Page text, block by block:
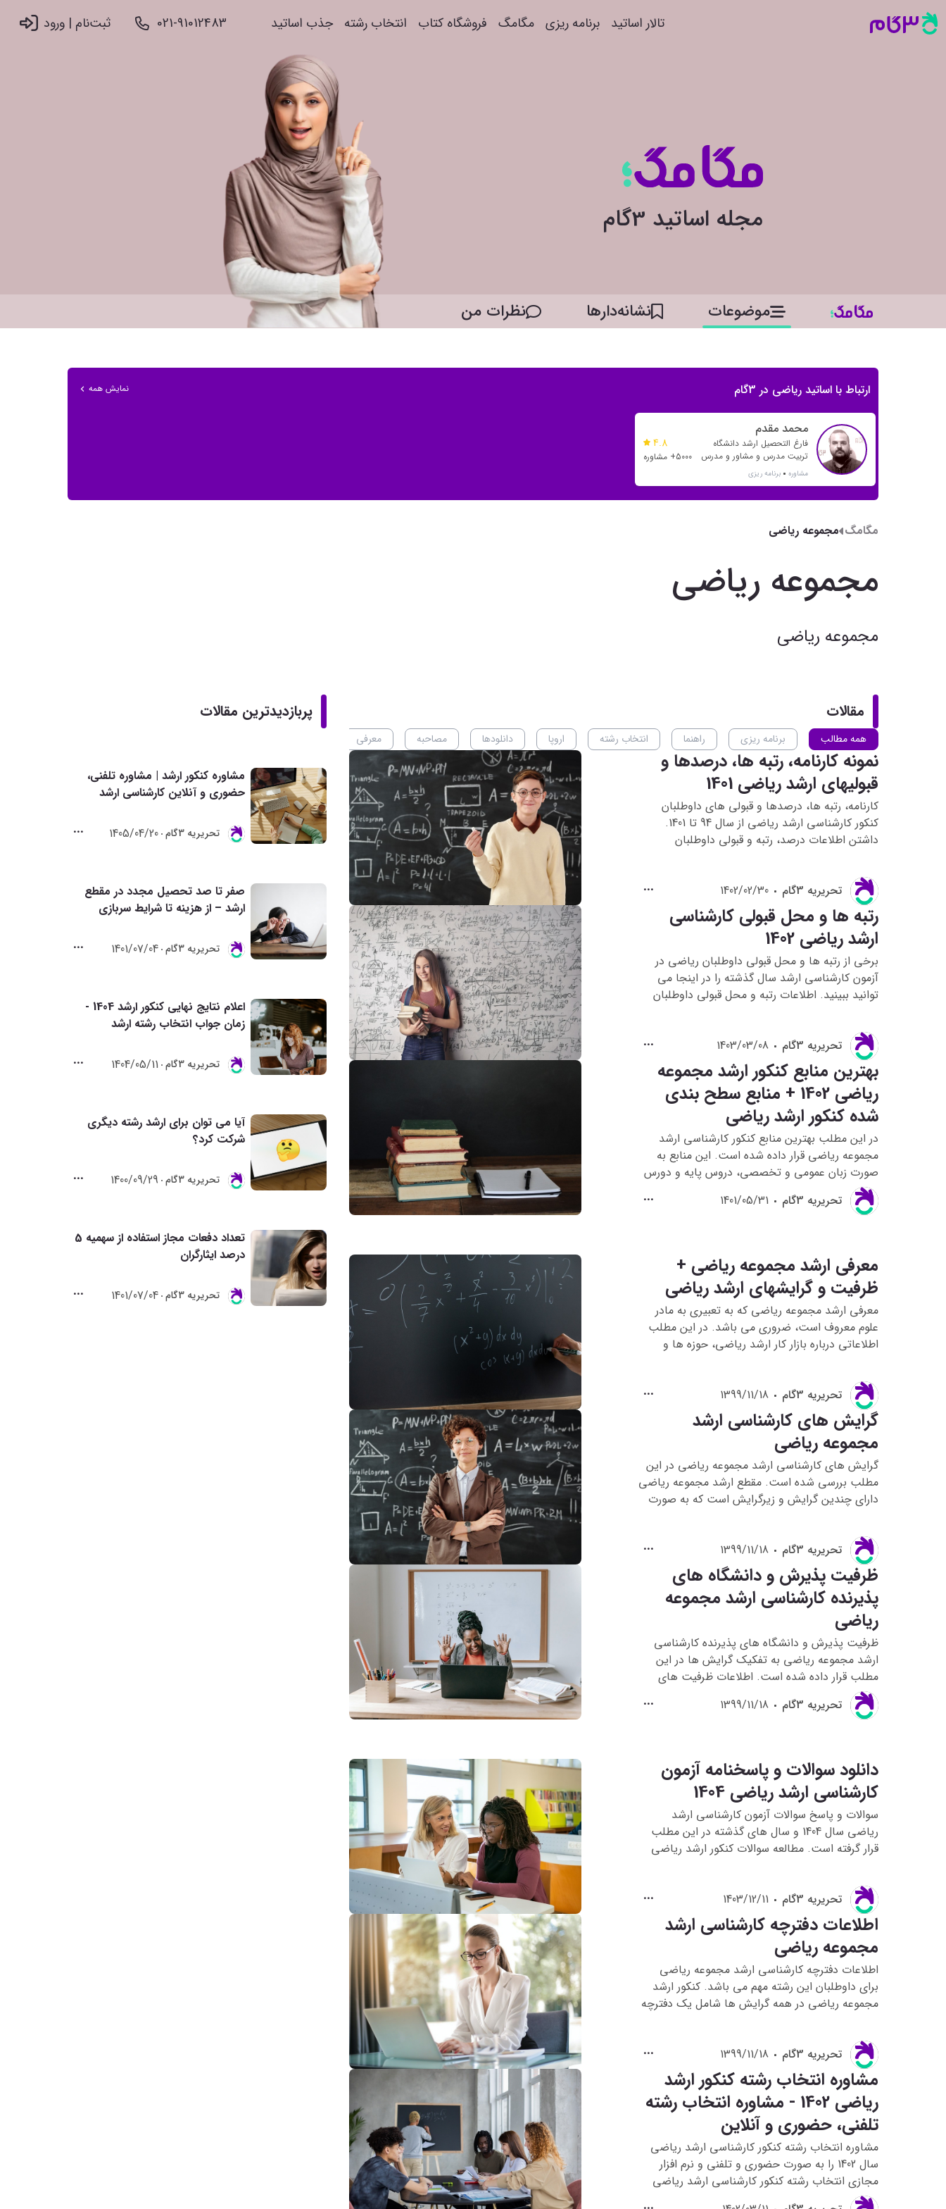
تالار اساتید برنامه ریزی مگامگ فروشگاه کتاب انتخاب رشته جذب اساتید 021-91012483 ثبت‌نام |‌ ورود
مجله اساتید 3گام
موضوعات نشانه‌دار‌ها نظرات من
ارتباط با اساتید ریاضی در 3گام نمایش همه
محمد مقدم
فارغ التحصیل ارشد دانشگاه
تربیت مدرس و مشاور و مدرس
بیش از 20 رتبه تک رقمی و بیش
مشاوره برنامه ریزی
4.8
5000+ مشاوره
مگامگ مجموعه ریاضی
مجموعه ریاضی
مجموعه ریاضی
مقالات
همه مطالب برنامه ریزی راهنما انتخاب رشته اروپا دانلودها مصاحبه معرفی
نمونه کارنامه، رتبه ها، درصدها و
قبولیهای ارشد ریاضی 1401
کارنامه، رتبه ها، درصدها و قبولی های داوطلبان
کنکور کارشناسی ارشد ریاضی از سال 94 تا 1401.
داشتن اطلاعات درصد، رتبه و قبولی داوطلبان
برنامه ریزی را برای خود انجام دهند. سعی شده است
نمونه کارنامه های ارشد ریاضی 1401 در همه سهمیه
ها (سهمیه آزاد، سهمیه 5 درصد ایثارگری و 25 درصد
ایثارگری) ارائه شود.
تحريريه 3گام 1402/02/30
رتبه ها و محل قبولی کارشناسی
ارشد ریاضی 1402
برخی از رتبه ها و محل قبولی داوطلبان ریاضی در
آزمون کارشناسی ارشد سال گذشته را در اینجا می
توانید ببینید. اطلاعات رتبه و محل قبولی داوطلبان
شما شرایط قبولی خود را در انتخاب رشته و آزمون
کارشناسی ارشد ریاضی سال 1403 ارزیابی کنید بسیار
اهمیت دارد.
تحريريه 3گام 1403/03/08
بهترین منابع کنکور ارشد مجموعه
ریاضی 1402 + منابع سطح بندی
شده کنکور ارشد ریاضی
در این مطلب بهترین منابع کنکور کارشناسی ارشد
مجموعه ریاضی قرار داده شده است. این منابع به
صورت زبان عمومی و تخصصی، دروس پایه و دورس
تخصصی به طور مجزا بررسی شده اند. تمامی منابع
ذکر شده در دانشگاه­ های دولتی و آزاد تدریس می ­
تحريريه 3گام 1401/05/31
معرفی ارشد مجموعه ریاضی +
ظرفیت و گرایشهای ارشد ریاضی
معرفی ارشد مجموعه ریاضی که به تعبیری به مادر
علوم معروف است، ضروری می باشد. در این مطلب
اطلاعاتی درباره بازار کار ارشد ریاضی، حوزه ها و
می دهیم.
تحريريه 3گام
1399/11/18
گرایش های کارشناسی ارشد
مجموعه ریاضی
گرایش های کارشناسی ارشد مجموعه ریاضی در این
مطلب بررسی شده است. مقطع ارشد مجموعه ریاضی
دارای چندین گرایش و زیرگرایش است که به صورت
تحريريه 3گام
1399/11/18
ظرفیت پذیرش و دانشگاه های
پذیرنده کارشناسی ارشد مجموعه
ریاضی
ظرفیت پذیرش و دانشگاه های پذیرنده کارشناسی
ارشد مجموعه ریاضی به تفکیک گرایش ها در این
مطلب قرار داده شده است. اطلاعات ظرفیت های
رشته ریاضی به تفکیک استان، دانشگاه، نوع دوره،
گرایش و سایر پارامترها بررسی شده است.
تحريريه 3گام 1399/11/18
دانلود سوالات و پاسخنامه آزمون
کارشناسی ارشد ریاضی 1404
سوالات و پاسخ سوالات آزمون کارشناسی ارشد
ریاضی سال 1404 و سال های گذشته در این مطلب
قرار گرفته است. مطالعه سوالات کنکور ارشد ریاضی
دهی طراحان سوال کنکور کارشناسی ارشد این رشته
آشنا شوند و در فضای کنکور نیز قرار بگیرند.
تحريريه 3گام 1403/12/11
اطلاعات دفترچه کارشناسی ارشد
مجموعه ریاضی
اطلاعات دفترچه کارشناسی ارشد مجموعه ریاضی
برای داوطلبان این رشته مهم می باشد. کنکور ارشد
مجموعه ریاضی در همه گرایش ها شامل یک دفترچه
برگزار گردید. اطلاعات دفترچه ثبت نام کارشناسی
ارشد مجموعه ریاضی با کد 1208 را در این مطلب
مشاهده می کنید.
تحريريه 3گام 1399/11/18
مشاوره انتخاب رشته کنکور ارشد
ریاضی 1402 - مشاوره انتخاب رشته
تلفنی، حضوری و آنلاین
مشاوره انتخاب رشته کنکور کارشناسی ارشد ریاضی
سال 1402 را به صورت حضوری و تلفنی و نرم افزار
مجازی انتخاب رشته کنکور کارشناسی ارشد ریاضی
پربازدیدترین مقالات
مشاوره کنکور ارشد | مشاوره تلفنی،
حضوری و آنلاین کارشناسی ارشد
تحريريه 3گام 1405/04/20
صفر تا صد تحصیل مجدد در مقطع
ارشد – از هزینه تا شرایط سربازی
تحريريه 3گام 1401/07/04
اعلام نتایج نهایی کنکور ارشد 1404 -
زمان جواب انتخاب رشته ارشد
تحريريه 3گام 1404/05/11
آیا می توان برای ارشد رشته دیگری
شرکت کرد؟
تحريريه 3گام 1400/09/29
تعداد دفعات مجاز استفاده از سهمیه 5
درصد ایثارگران
تحريريه 3گام 1401/07/04